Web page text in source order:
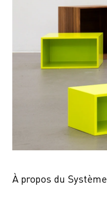
À propos du